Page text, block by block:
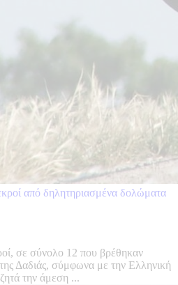
από δηλητηριασμένα δολώματα
σε σύνολο 12 που βρέθηκαν
Δαδιάς, σύμφωνα με την Ελληνική
την άμεση ...